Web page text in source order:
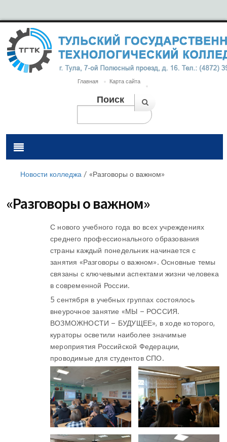
Главная Карта сайта
Поиск
Новости колледжа / «Разговоры о важном»
«Разговоры о важном»
С нового учебного года во всех учреждениях
среднего профессионального образования
страны каждый понедельник начинается с
занятия «Разговоры о важном». Основные темы
связаны с ключевыми аспектами жизни человека
в современной России.
5 сентября в учебных группах состоялось
внеурочное занятие «МЫ – РОССИЯ.
ВОЗМОЖНОСТИ – БУДУЩЕЕ», в ходе которого,
кураторы осветили наиболее значимые
мероприятия Российской Федерации,
проводимые для студентов СПО.